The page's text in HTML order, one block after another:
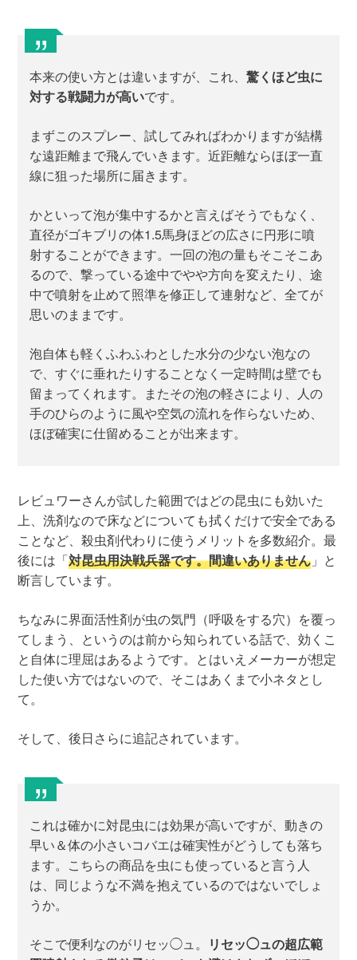
本来の使い方とは違いますが、これ、驚くほど虫に
対する戦闘力が高いです。
まずこのスプレー、試してみればわかりますが結構
な遠距離まで飛んでいきます。近距離ならほぼ一直
線に狙った場所に届きます。
かといって泡が集中するかと言えばそうでもなく、
直径がゴキブリの体1.5馬身ほどの広さに円形に噴
射することができます。一回の泡の量もそこそこあ
るので、撃っている途中でやや方向を変えたり、途
中で噴射を止めて照準を修正して連射など、全てが
思いのままです。
泡自体も軽くふわふわとした水分の少ない泡なの
で、すぐに垂れたりすることなく一定時間は壁でも
留まってくれます。またその泡の軽さにより、人の
手のひらのように風や空気の流れを作らないため、
ほぼ確実に仕留めることが出来ます。
レビュワーさんが試した範囲ではどの昆虫にも効いた
上、洗剤なので床などについても拭くだけで安全である
ことなど、殺虫剤代わりに使うメリットを多数紹介。最
後には「対昆虫用決戦兵器です。間違いありません 」と
断言しています。
ちなみに界面活性剤が虫の気門（呼吸をする穴）を覆っ
てしまう、というのは前から知られている話で、効くこ
と自体に理屈はあるようです。とはいえメーカーが想定
した使い方ではないので、そこはあくまで小ネタとし
て。
そして、後日さらに追記されています。
これは確かに対昆虫には効果が高いですが、動きの
早い＆体の小さいコバエは確実性がどうしても落ち
ます。こちらの商品を虫にも使っていると言う人
は、同じような不満を抱えているのではないでしょ
うか。
そこで便利なのがリセッ◯ュ。
リセッ◯ュの超広範